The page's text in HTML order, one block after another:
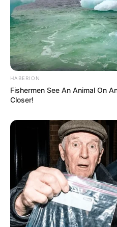
HABERION
Fishermen See An Animal On
Closer!